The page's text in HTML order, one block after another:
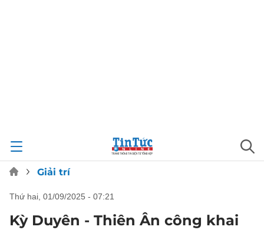
Giải trí
thứ hai, 01/09/2025 - 07:21
Kỳ Duyên - Thiên Ân công khai